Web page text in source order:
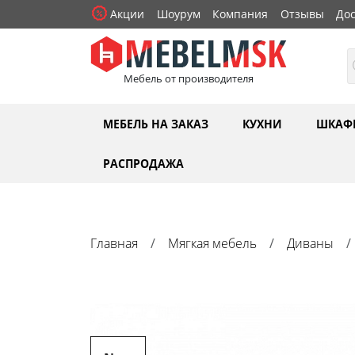
Акции Шоурум Компания Отзывы
Мебель от производителя
МЕБЕЛЬ НА ЗАКАЗ КУХНИ
РАСПРОДАЖА
Главная Мягкая мебель Диваны